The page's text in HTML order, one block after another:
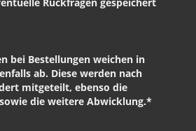
bei Bestellungen weichen in
ab. Diese werden nach
mitgeteilt, ebenso die
die weitere Abwicklung.*